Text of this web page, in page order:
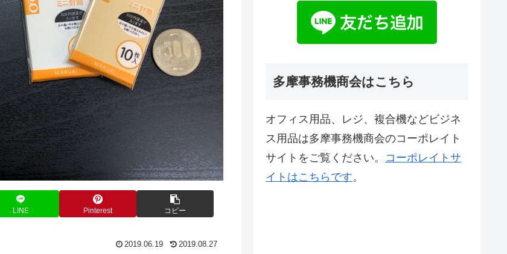
LINE Pinterest コピー
2019.06.19 2019.08.27
多摩事務機商会はこちら
オフィス用品、レジ、複合機などビジネ
ス用品は多摩事務機商会のコーポレイト
サイトをご覧ください。 コーポレイトサ
イトはこちらです。